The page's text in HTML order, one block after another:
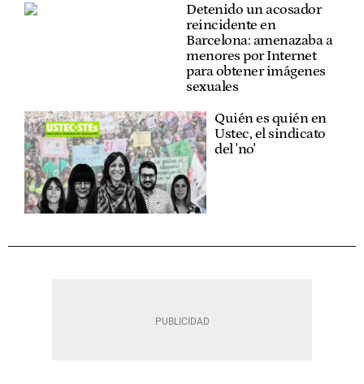
Detenido un acosador
reincidente en
Barcelona: amenazaba a
menores por Internet
para obtener imágenes
sexuales
Quién es quién en
Ustec, el sindicato
del 'no'